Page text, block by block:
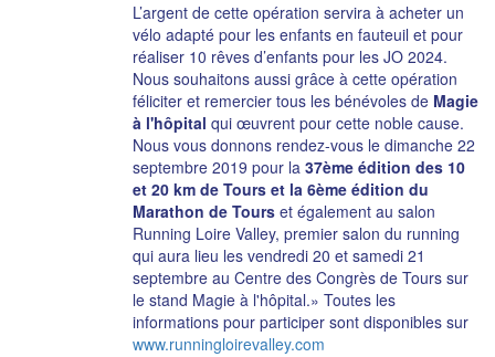
L’argent de cette opération servira à acheter un
vélo adapté pour les enfants en fauteuil et pour
réaliser 10 rêves d’enfants pour les JO 2024.
Nous souhaitons aussi grâce à cette opération
féliciter et remercier tous les bénévoles de Magie
à l'hôpital qui œuvrent pour cette noble cause.
Nous vous donnons rendez-vous le dimanche 22
septembre 2019 pour la 37ème édition des 10
et 20 km de Tours et la 6ème édition du
Marathon de Tourset également au salon
Running Loire Valley, premier salon du running
qui aura lieu les vendredi 20 et samedi 21
septembre au Centre des Congrès de Tours sur
le stand Magie à l'hôpital.» Toutes les
informations pour participer sont disponibles sur
www.runningloirevalley.com